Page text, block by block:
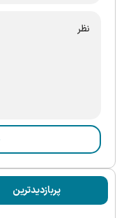
پربازدیدترین